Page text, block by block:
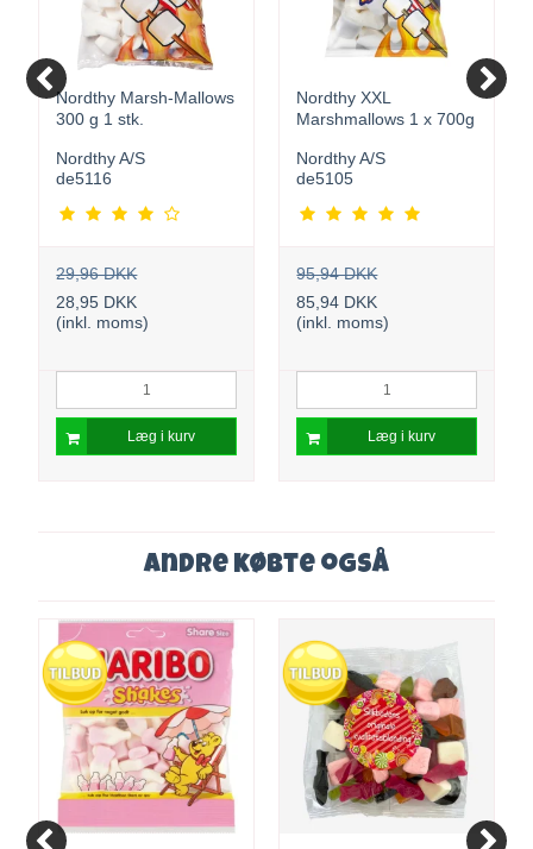
Nordthy Marsh-Mallows
300 g 1 stk.
Nordthy A/S
de5116
29,96 DKK
28,95 DKK
(inkl. moms)
Læg i kurv
Nordthy XXL
Marshmallows 1 x 700g
Nordthy A/S
de5105
95,94 DKK
85,94 DKK
(inkl. moms)
Læg i kurv
Andre købte også